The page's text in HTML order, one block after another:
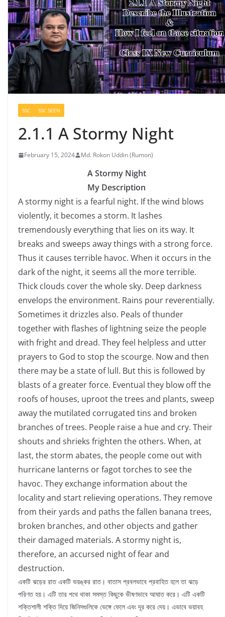
SSC SSC SEEN
2.1.1 A Stormy Night
February 15, 2024 Md. Rokon Uddin (Rumon)
A Stormy Night
My Description
A stormy night is a fearful night. If the wind blows
violently, it becomes a storm. It lashes
tremendously everything that lies on its way. It
breaks and sweeps away things with a strong force.
Thus it causes terrible havoc. When it occurs in the
dark of the night, it seems all the more terrible.
Thick clouds cover the whole sky. Deep darkness
envelops the environment. Rains pour reverentially.
Sometimes it drizzles also. Peals of thunder
together with flashes of lightning seize the people
with fright and dread. They feel helpless and utter
prayers to God to stop the scourge. Now and then
there may be a state of lull. But this is followed by
blasts of a greater force. Eventual they blow off the
roofs of houses, uproot the trees and plants, sweep
away the mutilated corrugated tins and broken
branches of trees. People raise a hue and cry. Their
shouts and shrieks frighten the others. When, at
last, the storm abates, the people come out with
hurricane lanterns or fagot torches to see the
havoc. They exchange information about the
locality and start relieving operations. They remove
from their yards and paths the fallen banana trees,
broken branches, and other objects and gather
their damaged materials. A stormy night is,
therefore, an accursed night of fear and
destruction.
একটি ঝড়ের রাত একটি ভয়ঙ্কর রাত। বাতাস প্রবলভাবে প্রবাহিত হলে তা ঝড়ে
পরিণত হয়। এটি তার পথে থাকা সমস্ত কিছুকে ভীষণভাবে আঘাত করে। এটি একটি
শক্তিশালী শক্তি দিয়ে জিনিসগুলিকে ভেঙ্গে ফেলে এবং দূর করে দেয়। এভাবে ভয়াবহ